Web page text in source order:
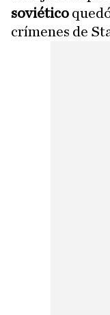
soviético
crímenes de